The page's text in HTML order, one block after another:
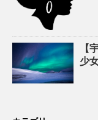
【
少